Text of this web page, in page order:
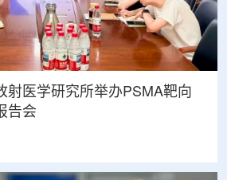
射医学研究所举办PSMA靶向
告会